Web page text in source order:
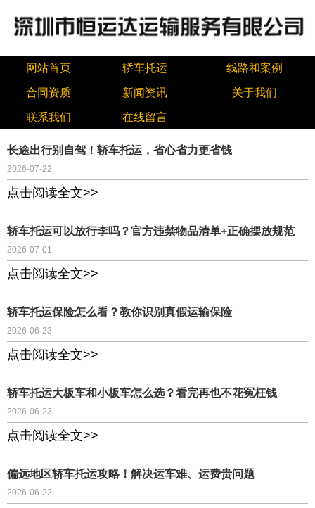
网站首页 轿车托运 线路和案例
合同资质 新闻资讯 关于我们
联系我们 在线留言
长途出行别自驾！轿车托运，省心省力更省钱
2026-07-22
点击阅读全文>>
轿车托运可以放行李吗？官方违禁物品清单+正确摆放规范
2026-07-01
点击阅读全文>>
轿车托运保险怎么看？教你识别真假运输保险
2026-06-23
点击阅读全文>>
轿车托运大板车和小板车怎么选？看完再也不花冤枉钱
2026-06-23
点击阅读全文>>
偏远地区轿车托运攻略！解决运车难、运费贵问题
2026-06-22